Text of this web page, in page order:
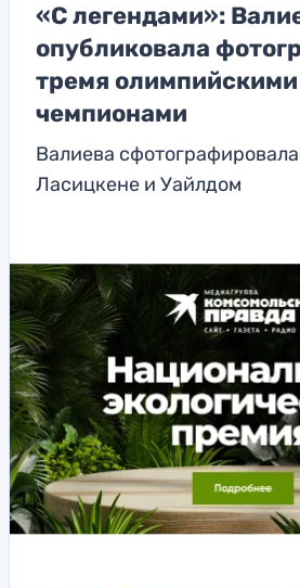
«С легендами»:
опубликовала
тремя олимпийскими
чемпионами
Валиева
Ласицкене и Уайлдом